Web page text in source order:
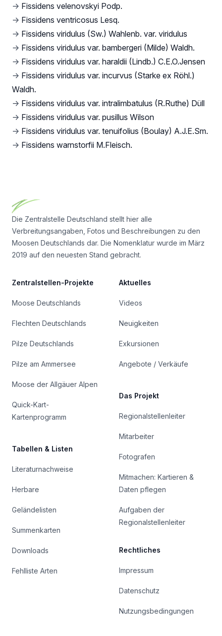
→ Fissidens velenovskyi Podp.
→ Fissidens ventricosus Lesq.
→ Fissidens viridulus (Sw.) Wahlenb. var. viridulus
→ Fissidens viridulus var. bambergeri (Milde) Waldh.
→ Fissidens viridulus var. haraldii (Lindb.) C.E.O.Jensen
→ Fissidens viridulus var. incurvus (Starke ex Röhl.)
Waldh.
→ Fissidens viridulus var. intralimbatulus (R.Ruthe) Düll
→ Fissidens viridulus var. pusillus Wilson
→ Fissidens viridulus var. tenuifolius (Boulay) A.J.E.Sm.
→ Fissidens warnstorfii M.Fleisch.
Die Zentralstelle Deutschland stellt hier alle
Verbreitungsangaben, Fotos und Beschreibungen zu den
Moosen Deutschlands dar. Die Nomenklatur wurde im März
2019 auf den neuesten Stand gebracht.
Zentralstellen-Projekte
Moose Deutschlands
Flechten Deutschlands
Pilze Deutschlands
Pilze am Ammersee
Moose der Allgäuer Alpen
Quick-Kart-
Kartenprogramm
Tabellen & Listen
Literaturnachweise
Herbare
Geländelisten
Summenkarten
Downloads
Fehlliste Arten
Aktuelles
Videos
Neuigkeiten
Exkursionen
Angebote / Verkäufe
Das Projekt
Regionalstellenleiter
Mitarbeiter
Fotografen
Mitmachen: Kartieren &
Daten pflegen
Aufgaben der
Regionalstellenleiter
Rechtliches
Impressum
Datenschutz
Nutzungsbedingungen